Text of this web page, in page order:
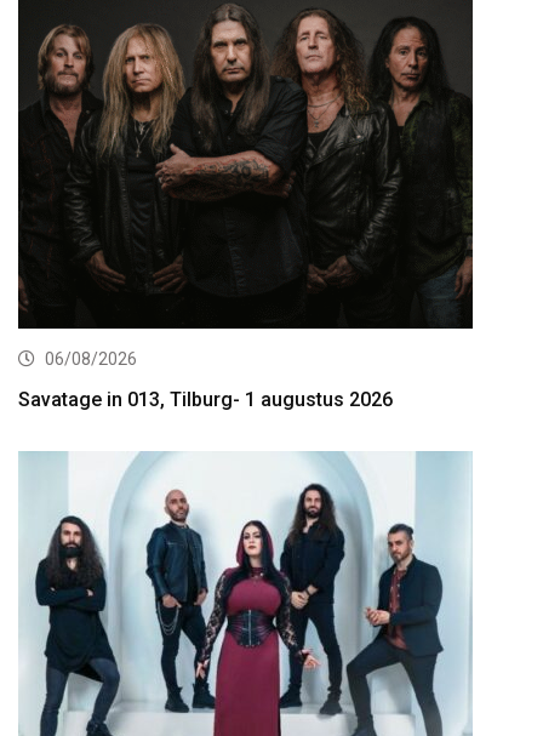
06/08/2026
Savatage in 013, Tilburg- 1 augustus 2026